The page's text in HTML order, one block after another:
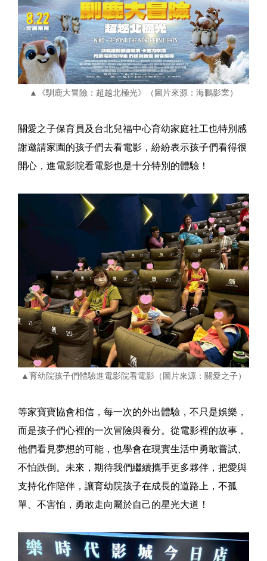
▲《馴鹿大冒險：超越北極光》（圖片來源：海鵬影業）
關愛之子保育員及台北兒福中心育幼家庭社工也特別感
謝邀請家園的孩子們去看電影，紛紛表示孩子們看得很
開心，進電影院看電影也是十分特別的體驗！
▲育幼院孩子們體驗進電影院看電影（圖片來源：關愛之子）
等家寶寶協會相信，每一次的外出體驗，不只是娛樂，
而是孩子們心裡的一次冒險與養分。從電影裡的故事，
他們看見夢想的可能，也學會在現實生活中勇敢嘗試、
不怕跌倒。未來，期待我們繼續攜手更多夥伴，把愛與
支持化作陪伴，讓育幼院孩子在成長的道路上，不孤
單、不害怕，勇敢走向屬於自己的星光大道！